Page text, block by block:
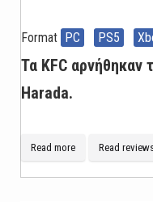
Format PC PS5
Τα KFC αρνήθηκαν
Harada.
Read more Read